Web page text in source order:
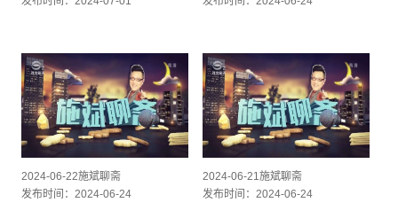
2024-06-22施斌聊斋
发布时间：2024-06-24
2024-06-21施斌聊斋
发布时间：2024-06-24